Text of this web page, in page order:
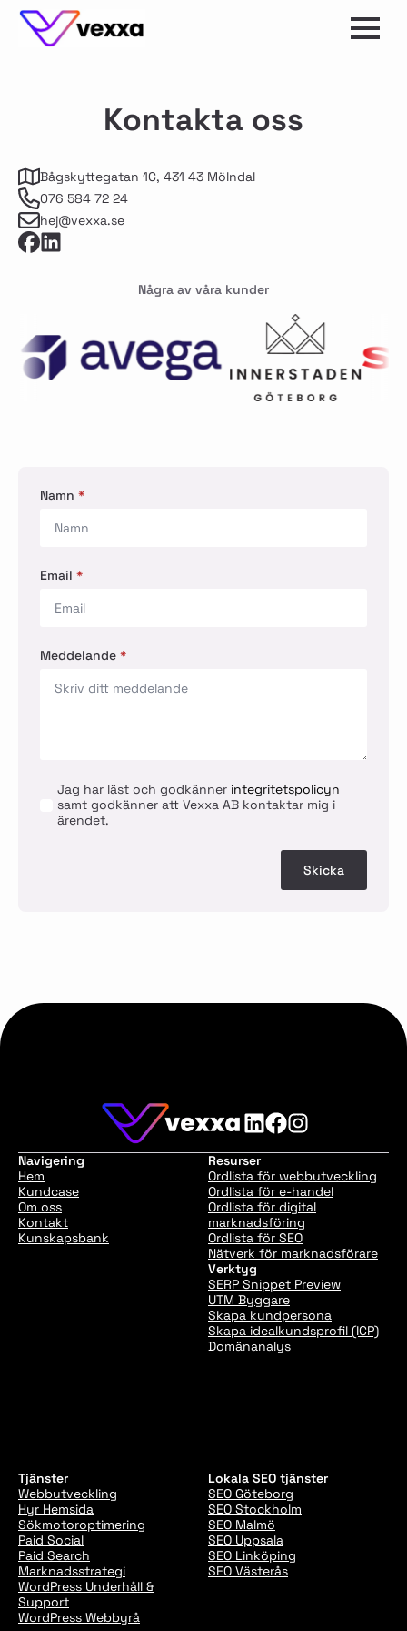
Kontakta oss
Bågskyttegatan 1C, 431 43 Mölndal
076 584 72 24
hej@vexxa.se
Några av våra kunder
Namn *
Email *
Meddelande *
Jag har läst och godkänner integritetspolicyn
samt godkänner att Vexxa AB kontaktar mig i
ärendet.
Skicka
Navigering
Hem
Kundcase
Om oss
Kontakt
Kunskapsbank
Resurser
Ordlista för webbutveckling
Ordlista för e-handel
Ordlista för digital
marknadsföring
Ordlista för SEO
Nätverk för marknadsförare
Verktyg
SERP Snippet Preview
UTM Byggare
Skapa kundpersona
Skapa idealkundsprofil (ICP)
Domänanalys
Tjänster
Webbutveckling
Hyr Hemsida
Sökmotoroptimering
Paid Social
Paid Search
Marknadsstrategi
WordPress Underhåll &
Support
WordPress Webbyrå
Lokala SEO tjänster
SEO Göteborg
SEO Stockholm
SEO Malmö
SEO Uppsala
SEO Linköping
SEO Västerås